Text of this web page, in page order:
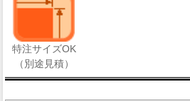
特注サイズOK
（別途見積）